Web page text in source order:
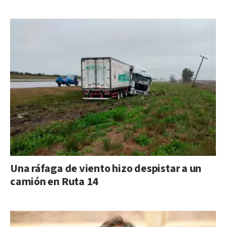
Una ráfaga de viento hizo despistar a un
camión en Ruta 14